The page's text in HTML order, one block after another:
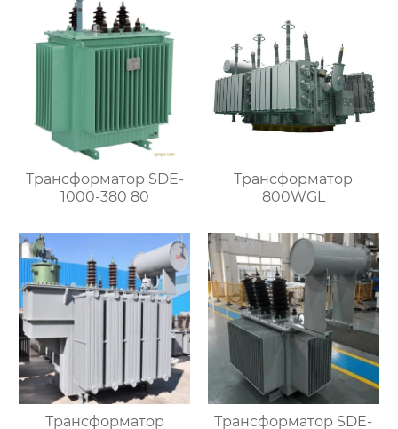
Трансформатор SDE-
1000-380 80
Трансформатор
800WGL
Трансформатор
Трансформатор SDE-